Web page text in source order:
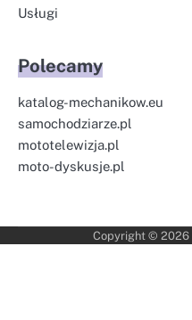
Usługi
Polecamy
katalog-mechanikow.eu
samochodziarze.pl
mototelewizja.pl
moto-dyskusje.pl
Copyright © 2026